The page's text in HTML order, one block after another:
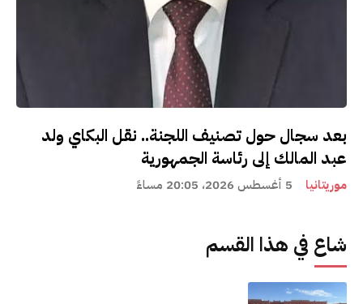
بعد سجال حول تصنيف اللجنة.. نقل البكاي ولد
عبد المالك إلى رئاسة الجمهورية
موريتانيا 5 أغسطس 2026، 20:05 مساءً
شاع في هذا القسم